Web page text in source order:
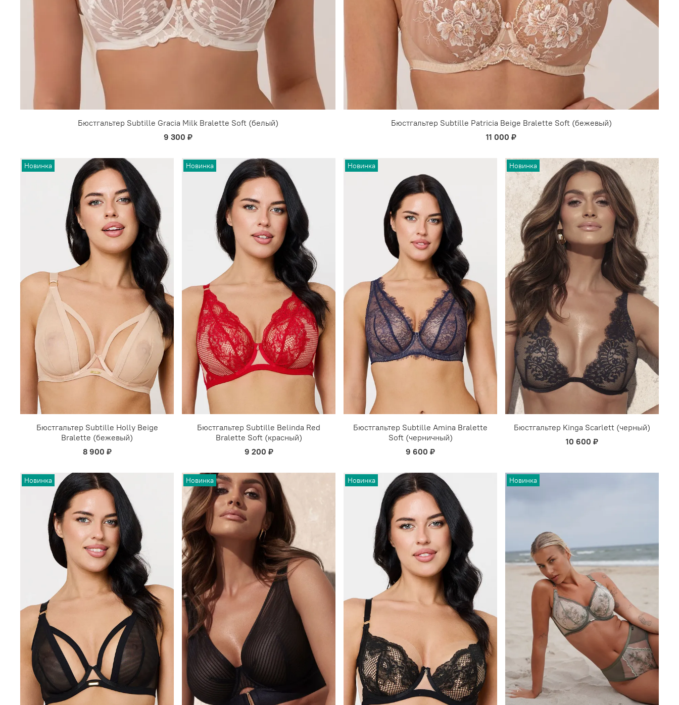
Бюстгальтер Subtille Gracia Milk Bralette Soft (белый)
9 300 ₽
Бюстгальтер Subtille Patricia Beige Bralette Soft (бежевый)
11 000 ₽
Новинка
Бюстгальтер Subtille Holly Beige
Bralette (бежевый)
8 900 ₽
Новинка
Бюстгальтер Subtille Belinda Red
Bralette Soft (красный)
9 200 ₽
Новинка
Бюстгальтер Subtille Amina Bralette
Soft (черничный)
9 600 ₽
Новинка
Бюстгальтер Kinga Scarlett (черный)
10 600 ₽
Новинка Новинка Новинка Новинка